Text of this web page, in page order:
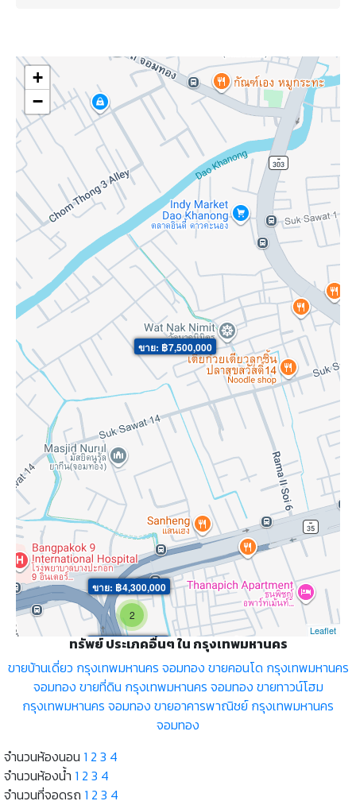
ขาย: ฿7,500,000
ขาย: ฿4,300,000
ขาย: ฿7,000,000
2
+
−
Leaflet
ทรัพย์ ประเภคอื่นๆ ใน กรุงเทพมหานคร
ขายบ้านเดี่ยว กรุงเทพมหานคร จอมทอง ขายคอนโด กรุงเทพมหานคร
จอมทอง ขายที่ดิน กรุงเทพมหานคร จอมทอง ขายทาวน์โฮม
กรุงเทพมหานคร จอมทอง ขายอาคารพาณิชย์ กรุงเทพมหานคร
จอมทอง
จำนวนห้องนอน 1 2 3 4
จำนวนห้องน้ำ 1 2 3 4
จำนวนที่จอดรถ 1 2 3 4